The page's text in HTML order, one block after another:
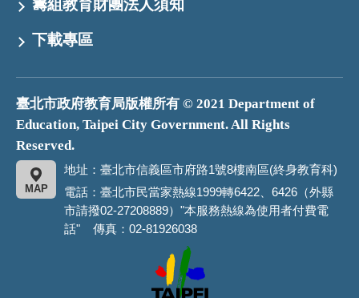
籌組教育財團法人須知
下載專區
臺北市政府教育局版權所有 © 2021 Department of
Education, Taipei City Government. All Rights
Reserved.
地址：臺北市信義區市府路1號8樓南區(終身教育科)
MAP
電話：臺北市民當家熱線1999轉6422、6426（外縣
市請撥02-27208889）"本服務熱線為使用者付費電
話" 傳真：02-81926038
市
政